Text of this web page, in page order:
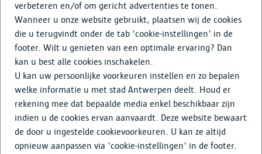
Tijdlijn
Doe mee
Terug naar overzicht
Online infomoment RUP Sint-
Anneke Plage - Verslag
Dit moment is afgelopen .23personen namen deel .
verbeteren en/of om gericht advertenties te tonen.
Wanneer u onze website gebruikt, plaatsen wij de cookies
die u terugvindt onder de tab 'cookie-instellingen' in de
footer. Wilt u genieten van een optimale ervaring? Dan
kan u best alle cookies inschakelen.
U kan uw persoonlijke voorkeuren instellen en zo bepalen
welke informatie u met stad Antwerpen deelt. Houd er
rekening mee dat bepaalde media enkel beschikbaar zijn
indien u de cookies ervan aanvaardt. Deze website bewaart
de door u ingestelde cookievoorkeuren. U kan ze altijd
opnieuw aanpassen via 'cookie-instellingen' in de footer.